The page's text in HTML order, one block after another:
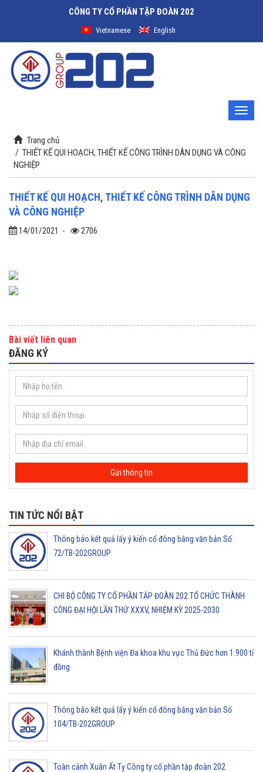
CÔNG TY CỔ PHẦN TẬP ĐOÀN 202
Vietnamese English
Toggle
Trang chủ
/ THIẾT KẾ QUI HOẠCH, THIẾT KẾ CÔNG TRÌNH DÂN DỤNG VÀ CÔNG
NGHIỆP
THIẾT KẾ QUI HOẠCH, THIẾT KẾ CÔNG TRÌNH DÂN DỤNG
VÀ CÔNG NGHIỆP
14/01/2021 - 2706
Bài viết liên quan
ĐĂNG KÝ
TIN TỨC NỔI BẬT
Thông báo kết quả lấy ý kiến cổ đông bằng văn bản Số
72/TB-202GROUP
CHI BỘ CÔNG TY CỔ PHẦN TẬP ĐOÀN 202 TỔ CHỨC THÀNH
CÔNG ĐẠI HỘI LẦN THỨ XXXV, NHIỆM KỲ 2025-2030
Khánh thành Bệnh viện Đa khoa khu vực Thủ Đức hơn 1.900 tỉ
đồng.
Thông báo kết quả lấy ý kiến cổ đông bằng văn bản Số
104/TB-202GROUP
Toàn cảnh Xuân Ất Tỵ Công ty cổ phần tập đoàn 202